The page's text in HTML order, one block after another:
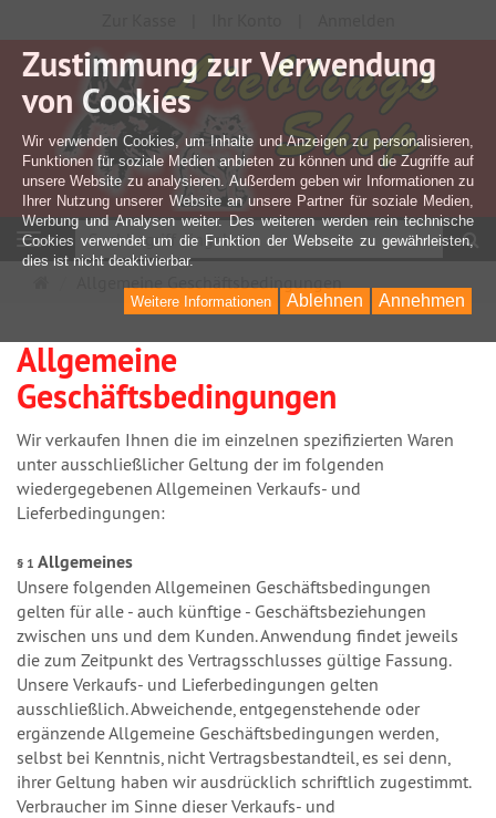
Navigation
Allgemeine Geschäftsbedingungen
Allgemeine
Geschäftsbedingungen
Wir verkaufen Ihnen die im einzelnen spezifizierten Waren
unter ausschließlicher Geltung der im folgenden
wiedergegebenen Allgemeinen Verkaufs- und
Lieferbedingungen:
§ 1 Allgemeines
Unsere folgenden Allgemeinen Geschäftsbedingungen
gelten für alle - auch künftige - Geschäftsbeziehungen
zwischen uns und dem Kunden. Anwendung findet jeweils
die zum Zeitpunkt des Vertragsschlusses gültige Fassung.
Unsere Verkaufs- und Lieferbedingungen gelten
ausschließlich. Abweichende, entgegenstehende oder
ergänzende Allgemeine Geschäftsbedingungen werden,
selbst bei Kenntnis, nicht Vertragsbestandteil, es sei denn,
ihrer Geltung haben wir ausdrücklich schriftlich zugestimmt.
Verbraucher im Sinne dieser Verkaufs- und
Zustimmung zur Verwendung
von Cookies
Wir verwenden Cookies, um Inhalte und Anzeigen zu personalisieren,
Funktionen für soziale Medien anbieten zu können und die Zugriffe auf
unsere Website zu analysieren. Außerdem geben wir Informationen zu
Ihrer Nutzung unserer Website an unsere Partner für soziale Medien,
Werbung und Analysen weiter. Des weiteren werden rein technische
Cookies verwendet um die Funktion der Webseite zu gewährleisten,
dies ist nicht deaktivierbar.
Annehmen
Ablehnen
Weitere Informationen